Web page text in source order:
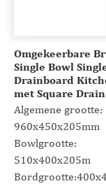
Omgekeerbare
Single Bowl
Drainboard
met Square
Algemene grootte:
960x450x205mm
Bowlgrootte:
510x400x205m